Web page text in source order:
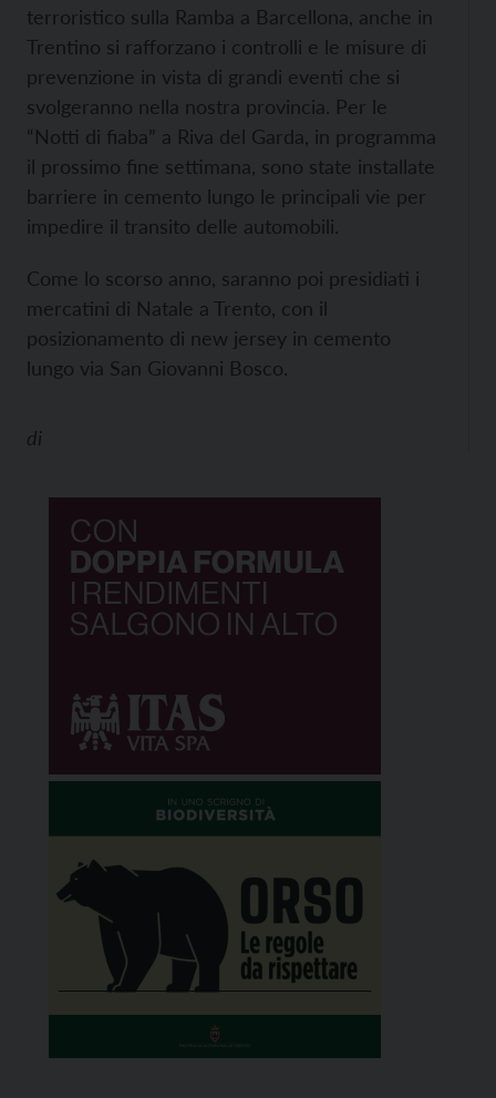
terroristico sulla Ramba a Barcellona, anche in
Trentino si rafforzano i controlli e le misure di
prevenzione in vista di grandi eventi che si
svolgeranno nella nostra provincia. Per le
“Notti di fiaba” a Riva del Garda, in programma
il prossimo fine settimana, sono state installate
barriere in cemento lungo le principali vie per
impedire il transito delle automobili.
Come lo scorso anno, saranno poi presidiati i
mercatini di Natale a Trento, con il
posizionamento di new jersey in cemento
lungo via San Giovanni Bosco.
di